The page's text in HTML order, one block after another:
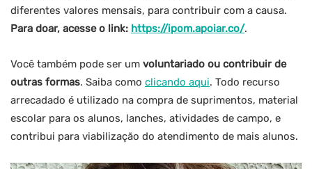
diferentes valores mensais, para contribuir com a causa.
Para doar, acesse o link: https://ipom.apoiar.co/.
Você também pode ser um voluntariado ou contribuir de
outras formas. Saiba como clicando aqui. Todo recurso
arrecadado é utilizado na compra de suprimentos, material
escolar para os alunos, lanches, atividades de campo, e
contribui para viabilização do atendimento de mais alunos.